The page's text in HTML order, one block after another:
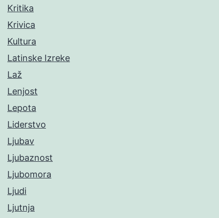
Kritika
Krivica
Kultura
Latinske Izreke
Laž
Lenjost
Lepota
Liderstvo
Ljubav
Ljubaznost
Ljubomora
Ljudi
Ljutnja